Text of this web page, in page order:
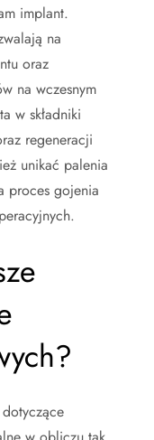
implant.
na
oraz
na wczesnym
w składniki
regeneracji
unikać palenia
proces gojenia